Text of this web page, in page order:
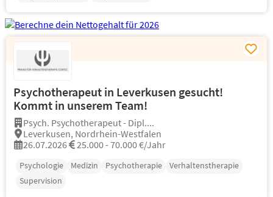
Psychotherapeut in Leverkusen gesucht!
Kommt in unserem Team!
Psych. Psychotherapeut - Dipl....
Leverkusen, Nordrhein-Westfalen
26.07.2026
25.000 - 70.000 €/Jahr
Psychologie Medizin Psychotherapie
Verhaltenstherapie
Supervision